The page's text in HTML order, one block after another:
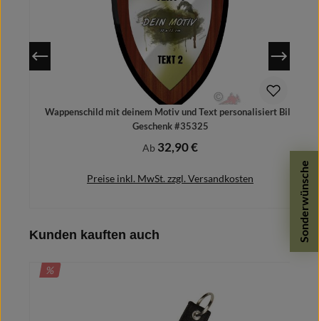
Sonderwünsche
Wappenschild mit deinem Motiv und Text personalisiert Bild
Geschenk #35325
Regulärer Preis:
Ab 32,90 €
Preise inkl. MwSt. zzgl. Versandkosten
Produktgalerie überspringen
Kunden kauften auch
RABATT
%